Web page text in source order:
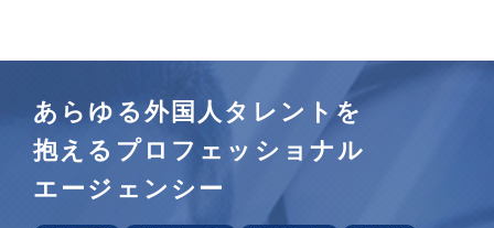
あらゆる外国人タレントを
抱えるプロフェッショナル
エージェンシー